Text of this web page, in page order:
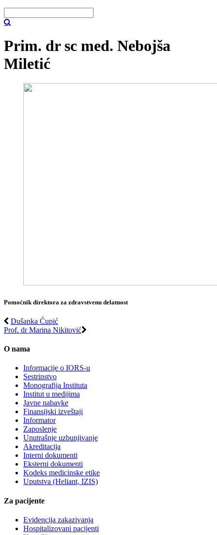
Prim. dr sc med. Nebojša
Miletić
Pomoćnik direktora za zdravstvenu delatnost
Dušanka Ćupić
Prof. dr Marina Nikitović
O nama
Informacije o IORS-u
Sestrinstvo
Monografija Instituta
Institut u medijima
Javne nabavke
Finansijski izveštaji
Informator
Zaposlenje
Unutrašnje uzbunjivanje
Akreditacija
Interni dokumenti
Eksterni dokumenti
Kodeks medicinske etike
Uputstva (Heliant, IZIS)
Za pacijente
Evidencija zakazivanja
Hospitalizovani pacijenti